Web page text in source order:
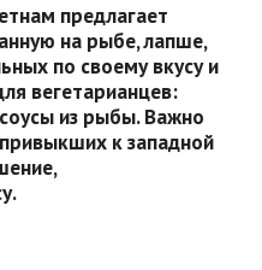
предлагает
на рыбе, лапше,
по своему вкусу и
вегетарианцев:
из рыбы. Важно
к западной